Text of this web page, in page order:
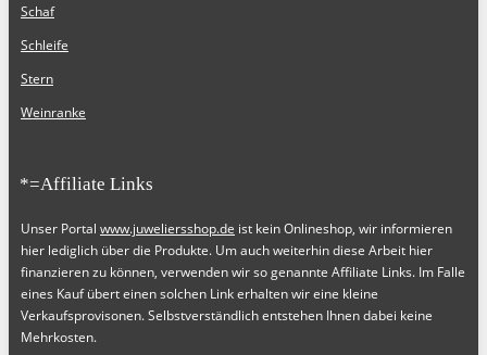
Schaf
Schleife
Stern
Weinranke
*=Affiliate Links
Unser Portal www.juweliersshop.de ist kein Onlineshop, wir informieren
hier lediglich über die Produkte. Um auch weiterhin diese Arbeit hier
finanzieren zu können, verwenden wir so genannte Affiliate Links. Im Falle
eines Kauf übert einen solchen Link erhalten wir eine kleine
Verkaufsprovisonen. Selbstverständlich entstehen Ihnen dabei keine
Mehrkosten.